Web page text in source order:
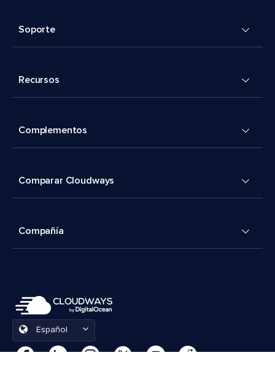
Soporte
Recursos
Complementos
Comparar Cloudways
Compañía
Español